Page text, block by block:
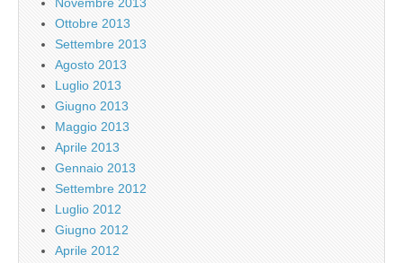
Novembre 2013
Ottobre 2013
Settembre 2013
Agosto 2013
Luglio 2013
Giugno 2013
Maggio 2013
Aprile 2013
Gennaio 2013
Settembre 2012
Luglio 2012
Giugno 2012
Aprile 2012